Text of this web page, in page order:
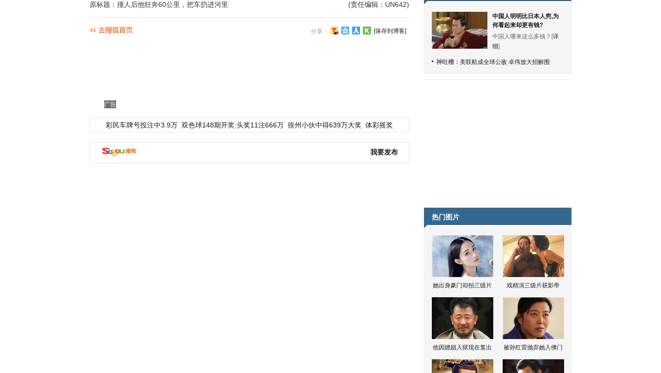
(责任编辑：UN642)
原标题：撞人后他狂奔60公里，把车扔进河里
分享： [保存到博客]
广告
彩民车牌号投注中3.9万 双色球148期开奖:头奖11注666万 徐州小伙中得639万大奖 体彩摇奖
我要发布
中国人明明比日本人穷,为
何看起来却更有钱?
中国人哪来这么多钱？[详
细]
神吐槽： 美联航成全球公敌 卓伟放大招解围
热门图片
她出身豪门却拍三级片 戏精演三级片获影帝
他因嫖娼入狱现在复出 被孙红雷抛弃她入佛门